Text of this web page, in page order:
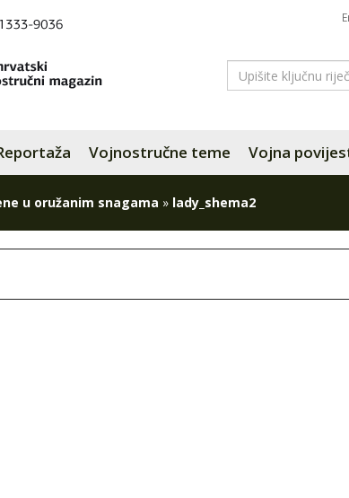
Vojnostručne teme Vojna
u oružanim snagama » lady_shema2